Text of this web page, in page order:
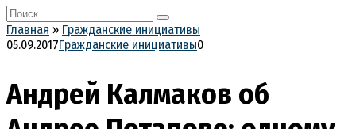
Search
for:
Главная » Гражданские инициативы
05.09.2017Гражданские инициативы0
Андрей Калмаков об